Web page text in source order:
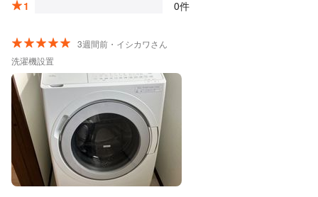
1 0件
3週間前・イシカワさん
洗濯機設置